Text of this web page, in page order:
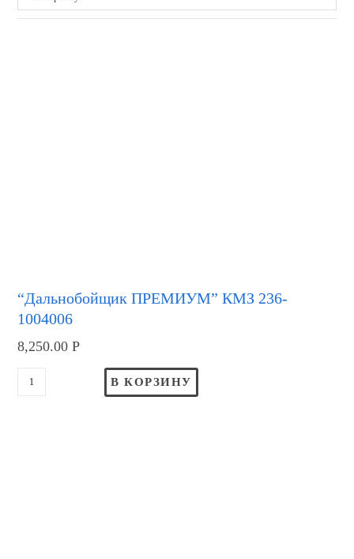
“Дальнобойщик ПРЕМИУМ” КМЗ 236-
1004006
8,250.00Р
В КОРЗИНУ